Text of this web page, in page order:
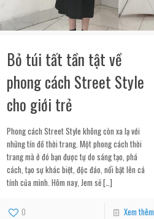
Bỏ túi tất tần tật về
phong cách Street Style
cho giới trẻ
Phong cách Street Style không còn xa lạ với
những tín đồ thời trang. Một phong cách thời
trang mà ở đó bạn được tự do sáng tạo, phá
cách, tạo sự khác biệt, độc đáo, nổi bật lên cá
tính của mình. Hôm nay, Jem sẽ[…]
0 Xem thêm